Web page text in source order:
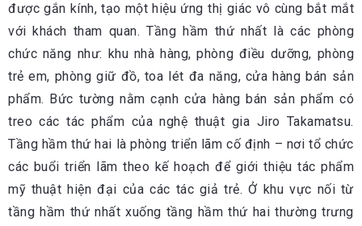
được gắn kính, tạo một hiệu ứng thị giác vô cùng bắt mắt
với khách tham quan. Tầng hầm thứ nhất là các phòng
chức năng như: khu nhà hàng, phòng điều dưỡng, phòng
trẻ em, phòng giữ đồ, toa lét đa năng, cửa hàng bán sản
phẩm. Bức tường nằm cạnh cửa hàng bán sản phẩm có
treo các tác phẩm của nghệ thuật gia Jiro Takamatsu.
Tầng hầm thứ hai là phòng triển lãm cố định – nơi tổ chức
các buổi triển lãm theo kế hoạch để giới thiệu tác phẩm
mỹ thuật hiện đại của các tác giả trẻ. Ở khu vực nối từ
tầng hầm thứ nhất xuống tầng hầm thứ hai thường trưng